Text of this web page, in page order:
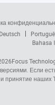
Deutsch
Bahasa
Focus
Если
и принятие наших